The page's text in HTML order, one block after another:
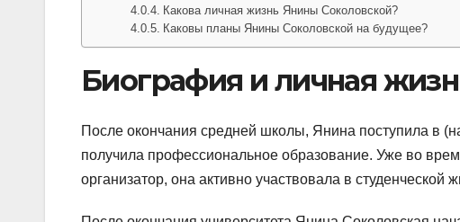
Какова личная жизнь Янины Соколовской?
Каковы планы Янины Соколовской на будущее?
Биография и личная
После окончания средней школы, Янина поступила в
получила профессиональное образование. Уже во
организатор, она активно участвовала в